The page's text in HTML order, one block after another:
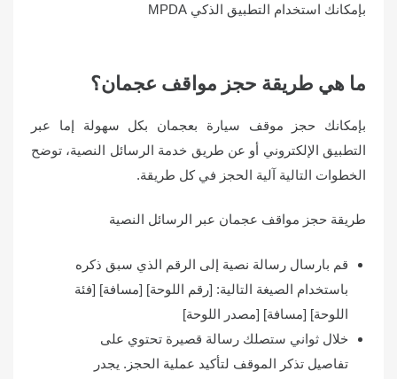
بإمكانك استخدام التطبيق الذكي MPDA
ما هي طريقة حجز مواقف عجمان؟
بإمكانك حجز موقف سيارة بعجمان بكل سهولة إما عبر
التطبيق الإلكتروني أو عن طريق خدمة الرسائل النصية، توضح
الخطوات التالية آلية الحجز في كل طريقة.
طريقة حجز مواقف عجمان عبر الرسائل النصية
قم بارسال رسالة نصية إلى الرقم الذي سبق ذكره
باستخدام الصيغة التالية: [رقم اللوحة] [مسافة] [فئة
اللوحة] [مسافة] [مصدر اللوحة]
خلال ثواني ستصلك رسالة قصيرة تحتوي على
تفاصيل تذكر الموقف لتأكيد عملية الحجز. يجدر